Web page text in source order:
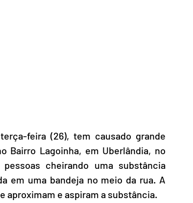
feira (26), tem causado grande
Bairro Lagoinha, em Uberlândia, no
cheirando uma substância
em uma bandeja no meio da rua. A
aproximam e aspiram a substância.